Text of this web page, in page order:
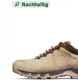
Nachhaltig